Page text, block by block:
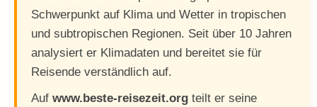
Schwerpunkt auf Klima und Wetter in tropischen
und subtropischen Regionen. Seit über 10 Jahren
analysiert er Klimadaten und bereitet sie für
Reisende verständlich auf.
Auf www.beste-reisezeit.org teilt er seine